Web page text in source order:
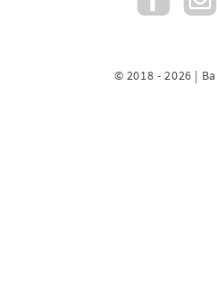
© 2018 - 2026 |